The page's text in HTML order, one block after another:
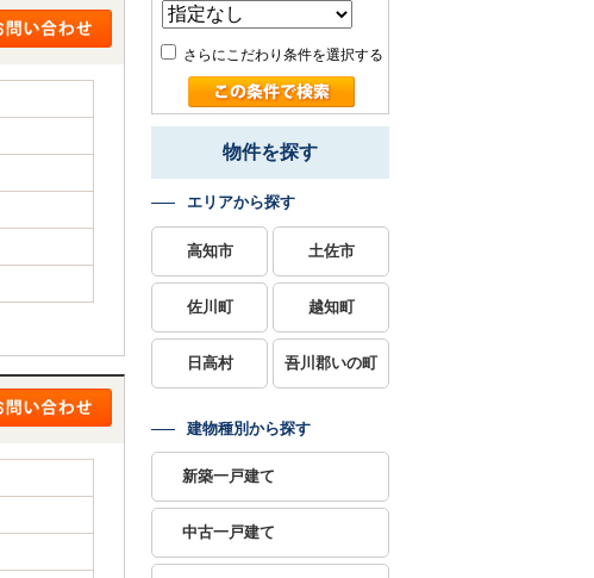
さらにこだわり条件を選択する
物件を探す
エリアから探す
高知市 土佐市
佐川町 越知町
日高村 吾川郡いの町
建物種別から探す
新築一戸建て
中古一戸建て